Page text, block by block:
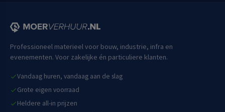
Professioneel materieel voor bouw, industrie, infra en
evenementen. Voor zakelijke én particuliere klanten.
Vandaag huren, vandaag aan de slag
Grote eigen voorraad
Heldere all-in prijzen